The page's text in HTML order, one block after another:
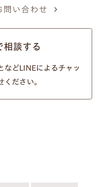
問い合わせ
相談する
などLINEによるチャッ
ください。
項2
似ているため、間違い
を頂くことがございま
い。
じめご了承ください